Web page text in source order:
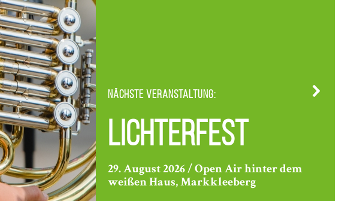
Nächste Veranstaltung:
Lichterfest
29. August 2026 / Open Air hinter dem
weißen Haus, Markkleeberg